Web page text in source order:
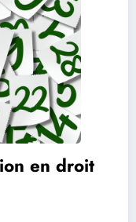
en droit